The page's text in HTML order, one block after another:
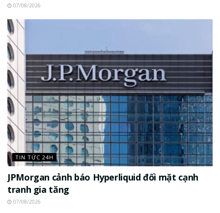
07/08/2026
TIN TỨC 24H
JPMorgan cảnh báo Hyperliquid đối mặt cạnh
tranh gia tăng
07/08/2026